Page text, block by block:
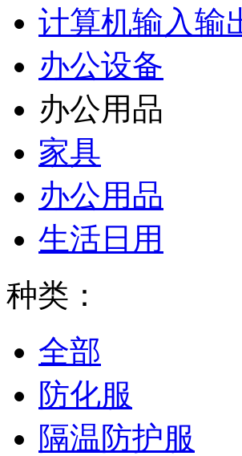
计算机输入输
办公设备
办公用品
家具
办公用品
生活日用
种类：
全部
防化服
隔温防护服